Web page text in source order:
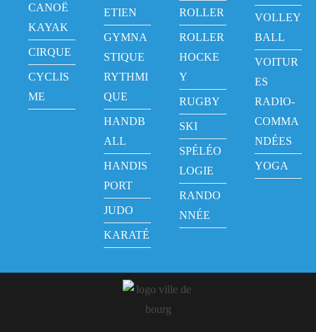
CANOË
KAYAK
CIRQUE
CYCLIS
ME
ETIEN
GYMNA
STIQUE
RYTHMI
QUE
HANDB
ALL
HANDIS
PORT
JUDO
KARATÉ
ROLLER
ROLLER
HOCKE
Y
RUGBY
SKI
SPÉLÉO
LOGIE
RANDO
NNÉE
VOLLEY
BALL
VOITUR
ES
RADIO-
COMMA
NDÉES
YOGA